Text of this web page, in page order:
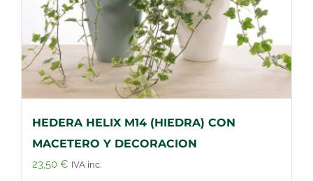
HEDERA HELIX M14 (HIEDRA) CON
MACETERO Y DECORACION
23,50 € IVA inc.